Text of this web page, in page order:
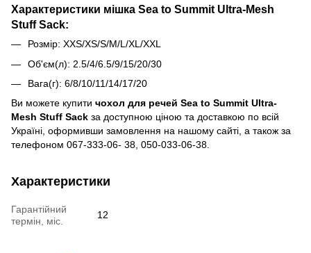
Характеристики мішка Sea to Summit Ultra-Mesh
Stuff Sack:
Розмір: XXS/XS/S/M/L/XL/XXL
Об'єм(л): 2.5/4/6.5/9/15/20/30
Вага(г): 6/8/10/11/14/17/20
Ви можете купити чохол для речей Sea to Summit Ultra-
Mesh Stuff Sack за доступною ціною та доставкою по всій
Україні, оформивши замовлення на нашому сайті, а також за
телефоном 067-333-06- 38, 050-033-06-38.
Характеристики
Гарантійний
термін, міс.
12